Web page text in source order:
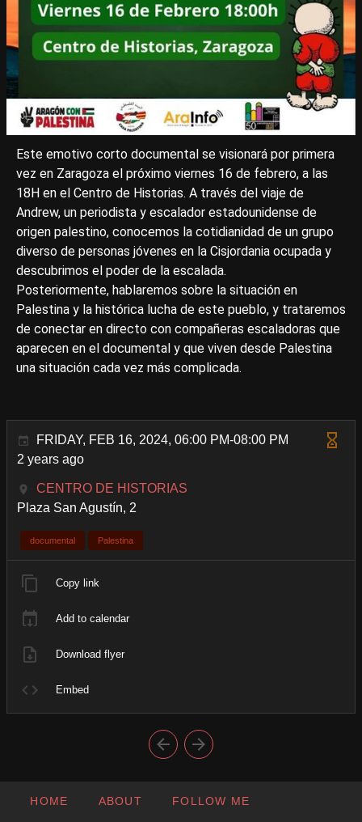
Este emotivo corto documental se visionará por primera
vez en Zaragoza el próximo viernes 16 de febrero, a las
18H en el Centro de Historias. A través del viaje de
Andrew, un periodista y escalador estadounidense de
origen palestino, conocemos la cotidianidad de un grupo
diverso de personas jóvenes en la Cisjordania ocupada y
descubrimos el poder de la escalada.
Posteriormente, hablaremos sobre la situación en
Palestina y la histórica lucha de este pueblo, y trataremos
de conectar en directo con compañeras escaladoras que
aparecen en el documental y que viven desde Palestina
una situación cada vez más complicada.
FRIDAY, FEB 16, 2024, 06:00 PM-08:00 PM
2 years ago
CENTRO DE HISTORIAS
Plaza San Agustín, 2
documental Palestina
Copy link
Add to calendar
Download flyer
Embed
HOME ABOUT FOLLOW ME